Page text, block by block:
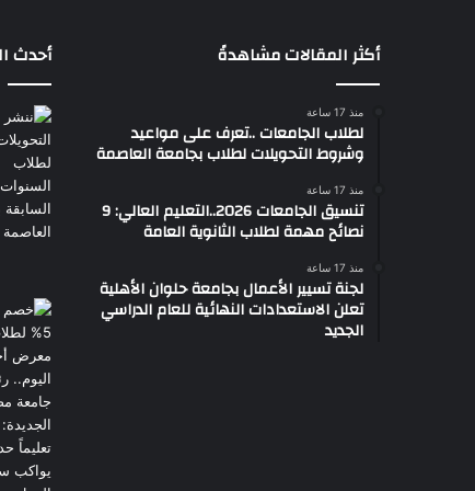
أكثر المقالات مشاهدةً
منذ 17 ساعة
لطلاب الجامعات ..تعرف على مواعيد
وشروط التحويلات لطلاب بجامعة العاصمة
منذ 17 ساعة
تنسيق الجامعات 2026..التعليم العالي: 9
نصائح مهمة لطلاب الثانوية العامة
منذ 17 ساعة
لجنة تسيير الأعمال بجامعة حلوان الأهلية
تعلن الاستعدادات النهائية للعام الدراسي
الجديد
أحدث